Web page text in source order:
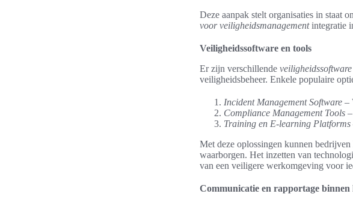
Deze aanpak stelt organisaties in staat
voor veiligheidsmanagementintegratie
Veiligheidssoftware en tools
Er zijn verschillende veiligheidssoftware
veiligheidsbeheer. Enkele populaire
Incident Management Software –
Compliance Management Tools
Training en E-learning Platforms
Met deze oplossingen kunnen bedrijven
waarborgen. Het inzetten van
van een veiligere werkomgeving voor
Communicatie en rapportage